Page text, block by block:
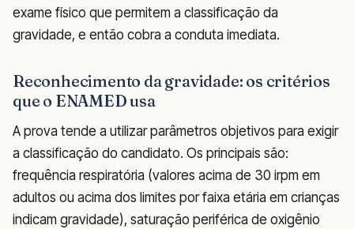
exame físico que permitem a classificação da
gravidade, e então cobra a conduta imediata.
Reconhecimento da gravidade: os critérios
que o ENAMED usa
A prova tende a utilizar parâmetros objetivos para exigir
a classificação do candidato. Os principais são:
frequência respiratória (valores acima de 30 irpm em
adultos ou acima dos limites por faixa etária em crianças
indicam gravidade), saturação periférica de oxigênio